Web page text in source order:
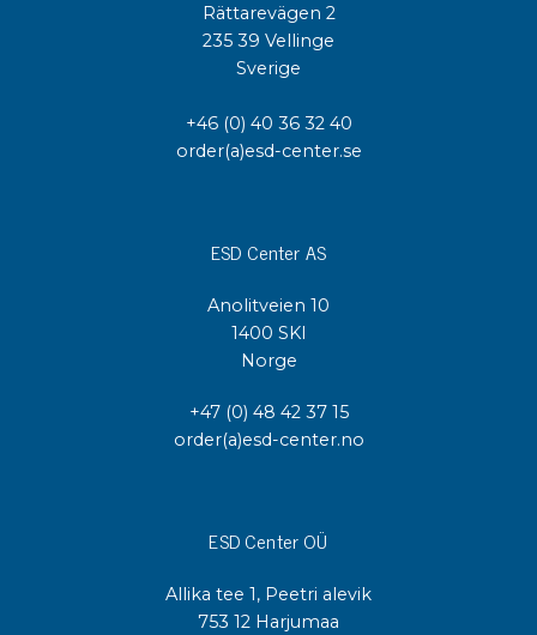
Rättarevägen 2
235 39 Vellinge
Sverige
+46 (0) 40 36 32 40
order(a)esd-center.se
ESD Center AS
Anolitveien 10
1400 SKI
Norge
+47 (0) 48 42 37 15
order(a)esd-center.no
ESD Center OÜ
Allika tee 1, Peetri alevik
753 12 Harjumaa